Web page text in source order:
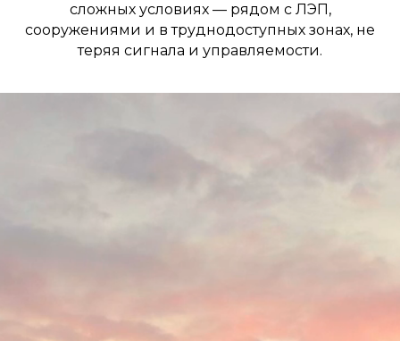
сложных условиях — рядом с ЛЭП,
сооружениями и в труднодоступных зонах, не
теряя сигнала и управляемости.